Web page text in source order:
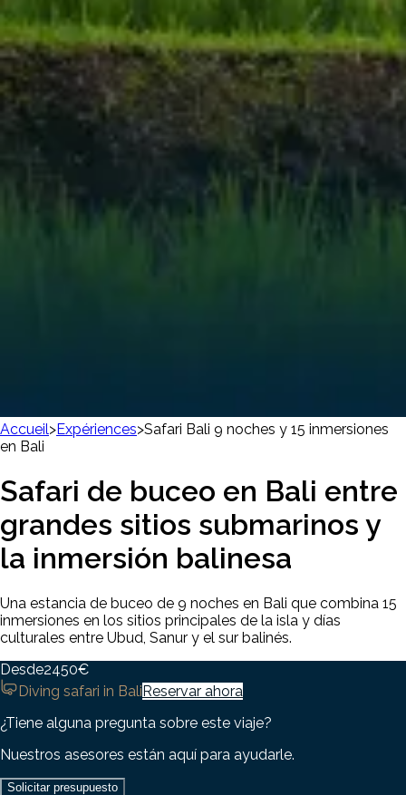
Accueil>Expériences>Safari Bali 9 noches y 15 inmersiones
en Bali
Safari de buceo en Bali entre
grandes sitios submarinos y
la inmersión balinesa
Una estancia de buceo de 9 noches en Bali que combina 15
inmersiones en los sitios principales de la isla y días
culturales entre Ubud, Sanur y el sur balinés.
Desde2450€
Diving safari in BaliReservar ahora
¿Tiene alguna pregunta sobre este viaje?
Nuestros asesores están aquí para ayudarle.
Solicitar presupuesto